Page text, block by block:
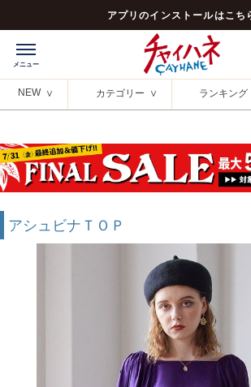
アプリのインストールはこち
NEW カテゴリー ランキング
アシュビナＴＯＰ